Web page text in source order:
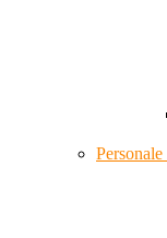
Personale